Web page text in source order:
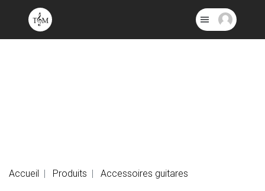
Accueil Produits Accessoires guitares